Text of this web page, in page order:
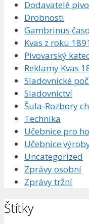
Dodavatelé
Drobnosti
Gambrinus
Kvas z roku
Pivovarský
Reklamy Kvas
Sladovnické
Sladovnictví
Šula-Rozbory
Technika
Učebnice pro
Učebnice
Uncategorized
Zprávy osobní
Zprávy tržní
Štítky